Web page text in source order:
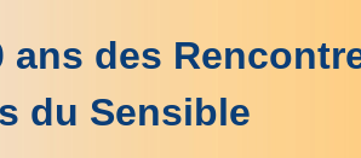
des
du Sensible